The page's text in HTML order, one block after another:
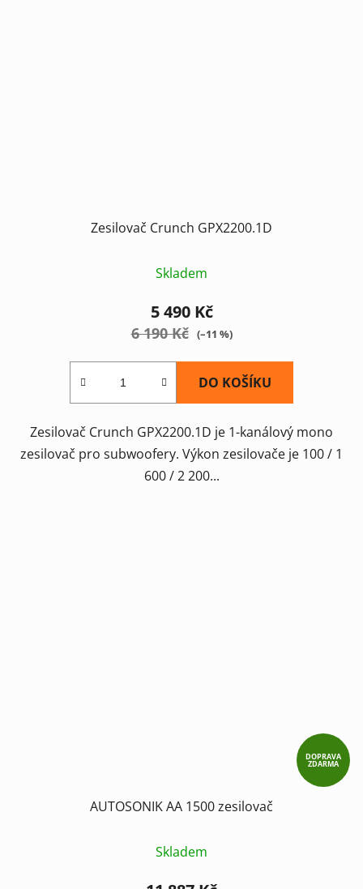
Zesilovač Crunch GPX2200.1D
Skladem
5 490 Kč
6 190 Kč (–11 %)
DO KOŠÍKU
Zesilovač Crunch GPX2200.1D je 1-kanálový mono
zesilovač pro subwoofery. Výkon zesilovače je 100 / 1
600 / 2 200...
DOPRAVA
ZDARMA
AUTOSONIK AA 1500 zesilovač
Skladem